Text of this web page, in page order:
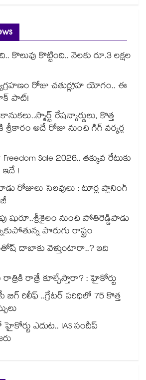
కొలువు కొట్టింది.. నెలకు రూ.3 లక్షల
రోజు చతుర్గ్రహ యోగం.. ఈ
పాట్!
రేషన్కార్డులు, కొత్త
శ్రీకారం అదే రోజు నుంచి గిగ్ వర్కర్ల
Sale 2026.. తక్కువ రేటుకు
ఇదే !
రోజులు సెలవులు : టూర్ల ప్లానింగ్
షురూ..శ్రీశైలం నుంచి పోతిరెడ్డిపాడు
పొరుగు రాష్ట్రం
దాబాకు వెళ్తుంటారా..? ఇది
రాత్రికి రాత్రే కూల్చేస్తారా? : హైకోర్టు
బిగ్ రిలీఫ్ ..గ్రేటర్ పరిధిలో 75 కొత్త
ఎదుట.. IAS సందీప్